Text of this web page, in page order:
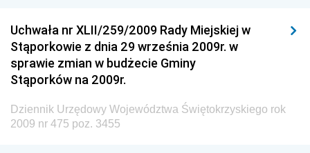
Dziennik Urzędowy Ministerstwa Kultury, Dziedzictwa
Narodowego i Sportu
Dziennik Urzędowy Ministra Finansów, Funduszy i
Dziennik Urzędowy Ministra Rozwoju, Pracy i
Uchwała nr XLII/259/2009 Rady Miejskiej w
Stąporkowie z dnia 29 września 2009r. w
sprawie zmian w budżecie Gminy
Stąporków na 2009r.
Dziennik Urzędowy Województwa Świętokrzyskiego rok
2009 nr 475 poz. 3455